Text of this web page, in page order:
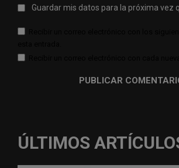
Guardar mis datos para la próxima vez
ÚLTIMOS